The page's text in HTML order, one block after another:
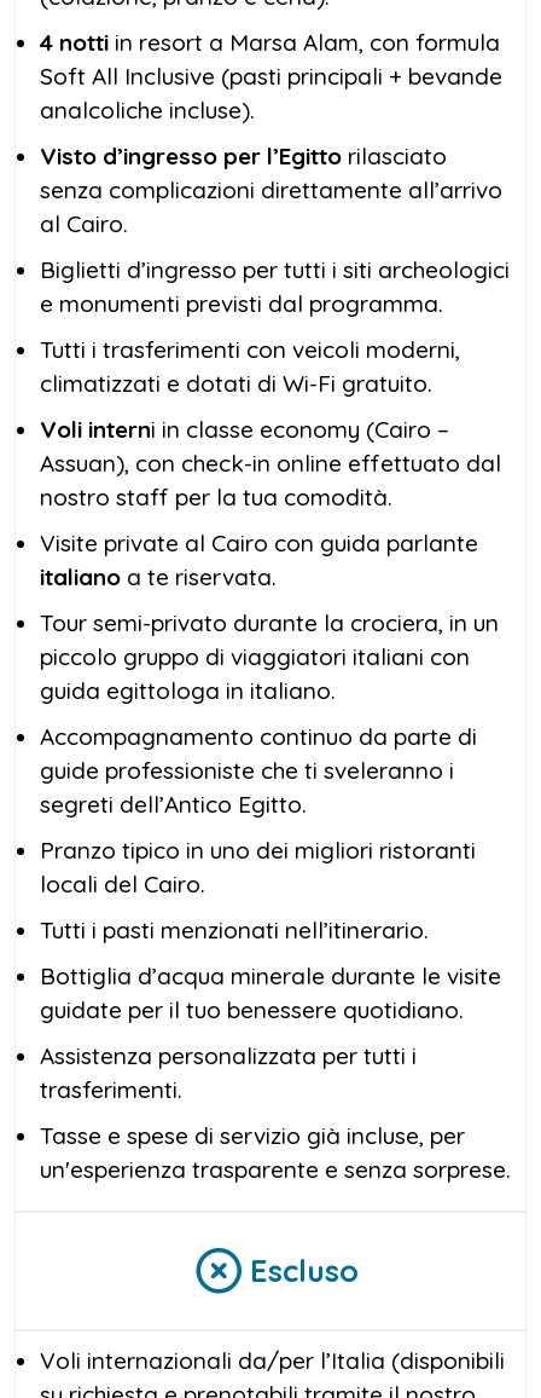
4 notti in resort a Marsa Alam, con formula
Soft All Inclusive (pasti principali + bevande
analcoliche incluse).
Visto d’ingresso per l’Egitto rilasciato
senza complicazioni direttamente all’arrivo
al Cairo.
Biglietti d’ingresso per tutti i siti archeologici
e monumenti previsti dal programma.
Tutti i trasferimenti con veicoli moderni,
climatizzati e dotati di Wi-Fi gratuito.
Voli interni in classe economy (Cairo –
Assuan), con check-in online effettuato dal
nostro staff per la tua comodità.
Visite private al Cairo con guida parlante
italiano a te riservata.
Tour semi-privato durante la crociera, in un
piccolo gruppo di viaggiatori italiani con
guida egittologa in italiano.
Accompagnamento continuo da parte di
guide professioniste che ti sveleranno i
segreti dell’Antico Egitto.
Pranzo tipico in uno dei migliori ristoranti
locali del Cairo.
Tutti i pasti menzionati nell’itinerario.
Bottiglia d’acqua minerale durante le visite
guidate per il tuo benessere quotidiano.
Assistenza personalizzata per tutti i
trasferimenti.
Tasse e spese di servizio già incluse, per
un'esperienza trasparente e senza sorprese.
Escluso
Voli internazionali da/per l’Italia (disponibili